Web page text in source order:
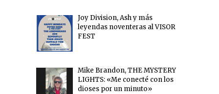
Joy Division, Ash y más
leyendas noventeras al VISOR
FEST
Mike Brandon, THE MYSTERY
LIGHTS: «Me conecté con los
dioses por un minuto»